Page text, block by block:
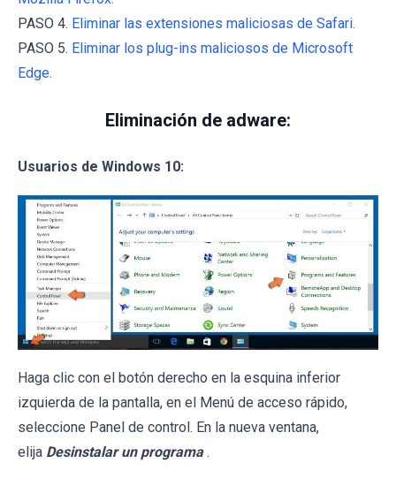
PASO 4. Eliminar las extensiones maliciosas de Safari.
PASO 5. Eliminar los plug-ins maliciosos de Microsoft
Edge.
Eliminación de adware:
Usuarios de Windows 10:
Haga clic con el botón derecho en la esquina inferior
izquierda de la pantalla, en el Menú de acceso rápido,
seleccione Panel de control. En la nueva ventana,
elija Desinstalar un programa .